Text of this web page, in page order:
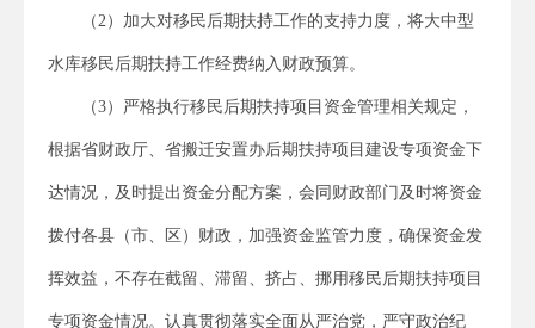
（2）加大对移民后期扶持工作的支持力度，将大中型
水库移民后期扶持工作经费纳入财政预算。
（3）严格执行移民后期扶持项目资金管理相关规定，
根据省财政厅、省搬迁安置办后期扶持项目建设专项资金下
达情况，及时提出资金分配方案，会同财政部门及时将资金
拨付各县（市、区）财政，加强资金监管力度，确保资金发
挥效益，不存在截留、滞留、挤占、挪用移民后期扶持项目
专项资金情况。认真贯彻落实全面从严治党，严守政治纪